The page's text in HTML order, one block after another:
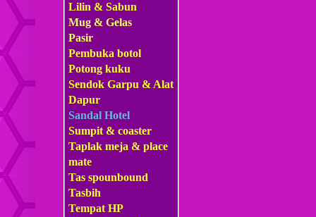
Lilin & Sabun
Mug & Gelas
Pasir
Pembuka botol
Potong kuku
Sendok Garpu & Alat
Dapur
Sandal Hotel
Sumpit & coaster
Taplak meja & place
mate
Tas spounbound
Tasbih
Tempat HP